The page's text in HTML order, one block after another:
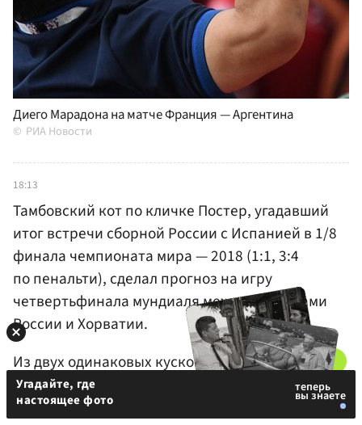
Диего Марадона на матче Франция — Аргентина
РИА Новости
18:13
Тамбовский кот по кличке Постер, угадавший
итог встречи сборной России с Испанией в 1/8
финала чемпионата мира — 2018 (1:1, 3:4
по пенальти), сделал прогноз на игру
четвертьфинала мундиаля между командами
России и Хорватии.
Из двух одинаковых кусков колбасыПостер
выбрал тот, к которому был прикреплен флаг
России.
Угадайте, где
настоящее фото